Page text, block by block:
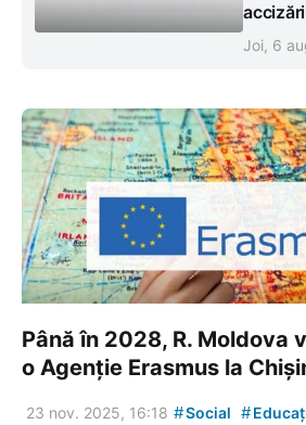
Joi, 6
Până în 2028, R. Moldova
o Agenție Erasmus la
23 nov. 2025, 16:18 #Social #